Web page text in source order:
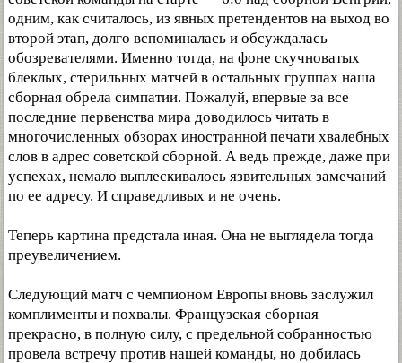
одним, как считалось, из явных претендентов на выход во
второй этап, долго вспоминалась и обсуждалась
обозревателями. Именно тогда, на фоне скучноватых
блеклых, стерильных матчей в остальных группах наша
сборная обрела симпатии. Пожалуй, впервые за все
последние первенства мира доводилось читать в
многочисленных обзорах иностранной печати хвалебных
слов в адрес советской сборной. А ведь прежде, даже при
успехах, немало выплескивалось язвительных замечаний
по ее адресу. И справедливых и не очень.
Теперь картина предстала иная. Она не выглядела тогда
преувеличением.
Следующий матч с чемпионом Европы вновь заслужил
комплименты и похвалы. Французская сборная
прекрасно, в полную силу, с предельной собранностью
провела встречу против нашей команды, но добилась